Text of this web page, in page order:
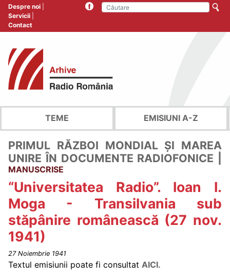
Despre noi
Servicii
Contact
TEME EMISIUNI A-Z
PRIMUL RĂZBOI MONDIAL ȘI MAREA
UNIRE ÎN DOCUMENTE RADIOFONICE |
MANUSCRISE
“Universitatea Radio”. Ioan I.
Moga - Transilvania sub
stăpânire românească (27 nov.
1941)
27 Noiembrie 1941
Textul emisiunii poate fi consultat AICI.